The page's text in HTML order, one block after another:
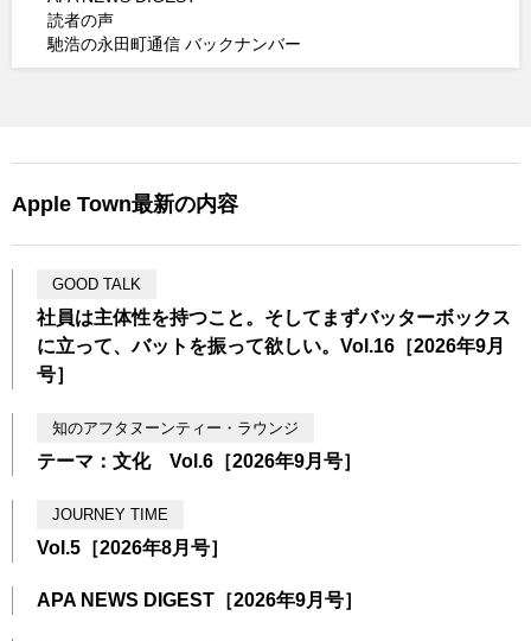
読者の声
馳浩の永田町通信 バックナンバー
Apple Town最新の内容
GOOD TALK
社員は主体性を持つこと。そしてまずバッターボックス
に立って、バットを振って欲しい。Vol.16［2026年9月
号］
知のアフタヌーンティー・ラウンジ
テーマ：文化 Vol.6［2026年9月号］
JOURNEY TIME
Vol.5［2026年8月号］
APA NEWS DIGEST［2026年9月号］